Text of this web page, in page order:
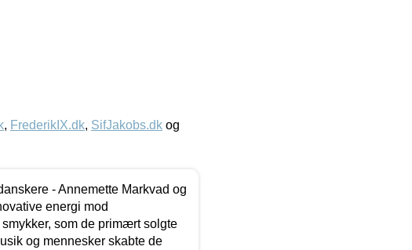
, FrederikIX.dk, SifJakobs.dk og
- Annemette Markvad og
energi mod
som de primært solgte
og mennesker skabte de